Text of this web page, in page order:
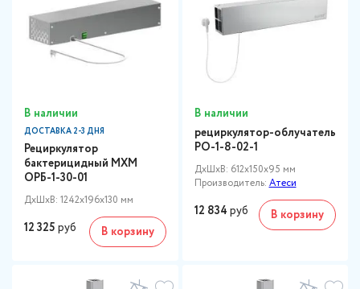
В наличии
ДОСТАВКА 2-3 ДНЯ
Рециркулятор
бактерицидный МХМ
ОРБ-1-30-01
ДxШxВ: 1242x196x130 мм
12 325 руб В корзину
В наличии
рециркулятор-облучатель
РО-1-8-02-1
ДxШxВ: 612x150x95 мм
Производитель: Атеси
12 834 руб В корзину